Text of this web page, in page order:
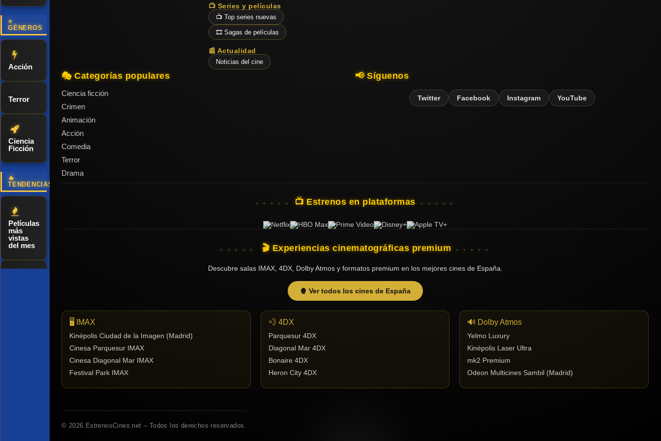
⭐
GÉNEROS
Acción
Terror
Ciencia
Ficción
🔥
TENDENCIAS
Películas
más
vistas
del mes
📺 Series y películas
📺 Top series nuevas
🎞️ Sagas de películas
📰 Actualidad
Noticias del cine
🎭 Categorías populares
Ciencia ficción
Crimen
Animación
Acción
Comedia
Terror
Drama
📢 Síguenos
Twitter Facebook Instagram YouTube
📺 Estrenos en plataformas
🎬 Experiencias cinematográficas premium
Descubre salas IMAX, 4DX, Dolby Atmos y formatos premium en los mejores cines de España.
🍿 Ver todos los cines de España
🖥️ IMAX
Kinépolis Ciudad de la Imagen (Madrid)
Cinesa Parquesur IMAX
Cinesa Diagonal Mar IMAX
Festival Park IMAX
💨 4DX
Parquesur 4DX
Diagonal Mar 4DX
Bonaire 4DX
Heron City 4DX
🔊 Dolby Atmos
Yelmo Luxury
Kinépolis Laser Ultra
mk2 Premium
Odeon Multicines Sambil (Madrid)
© 2026 EstrenosCines.net – Todos los derechos reservados.